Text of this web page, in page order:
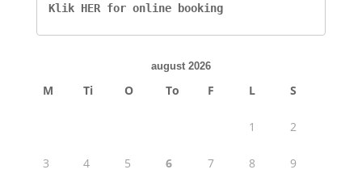
Klik HER for online booking
august 2026
M Ti O To F L S
1 2
3 4 5 6 7 8 9